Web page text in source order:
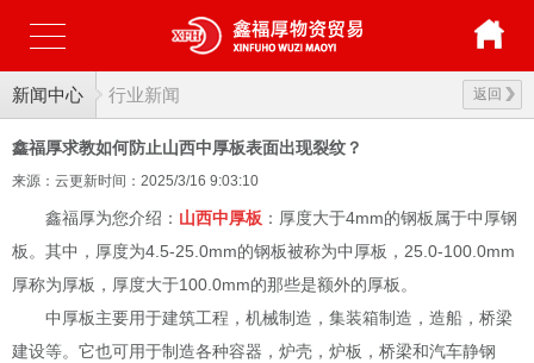
新闻中心 返回
行业新闻
鑫福厚求教如何防止山西中厚板表面出现裂纹？
来源：云更新时间：2025/3/16 9:03:10
鑫福厚为您介绍： 山西中厚板 ：厚度大于4mm的钢板属于中厚钢
板。其中，厚度为4.5-25.0mm的钢板被称为中厚板，25.0-100.0mm
厚称为厚板，厚度大于100.0mm的那些是额外的厚板。
中厚板主要用于建筑工程，机械制造，集装箱制造，造船，桥梁
建设等。它也可用于制造各种容器，炉壳，炉板，桥梁和汽车静钢